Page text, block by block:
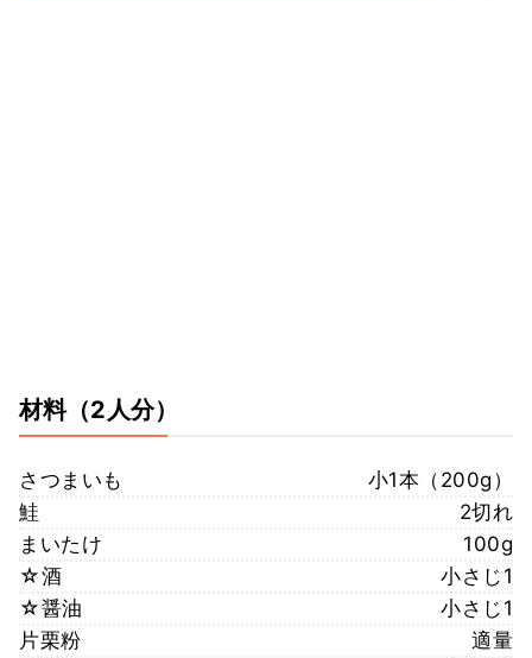
材料（2人分）
さつまいも
小1本（200g）
鮭
2切れ
まいたけ
100g
☆酒
小さじ1
☆醤油
小さじ1
片栗粉
適量